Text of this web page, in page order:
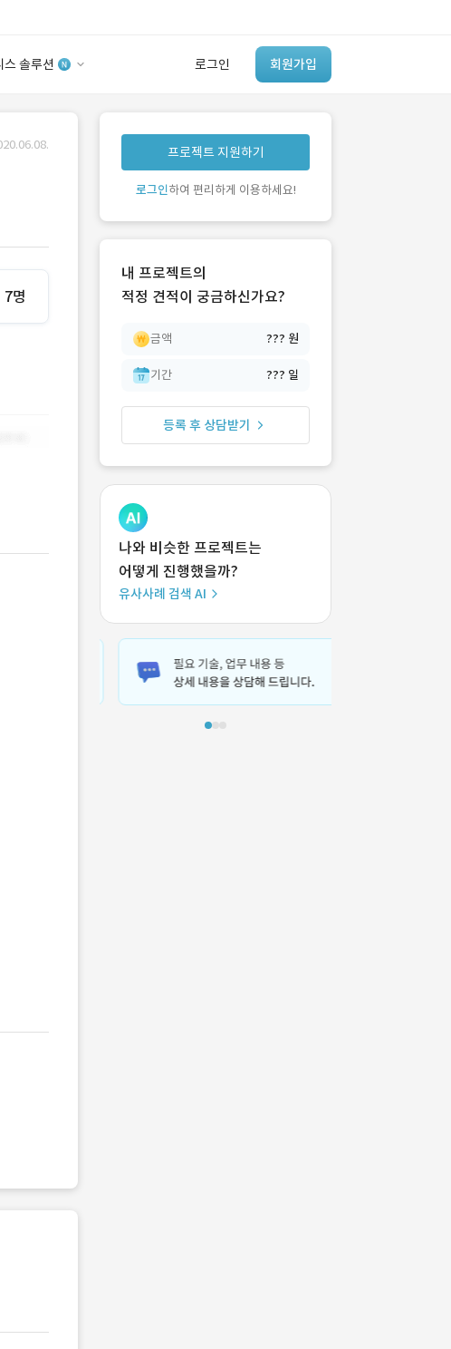
스 솔루션 로그인 회원가입
드 케어
유사사례 검색 AI
‘이런 거’ 만들어본
개발 회사 있어?
7명
프로젝트 지원하기
로그인하여 편리하게 이용하세요!
내 프로젝트의
적정 견적이 궁금하신가요?
금액 ??? 원
기간 ??? 일
등록 후 상담받기
나와 비슷한 프로젝트는
어떻게 진행했을까?
유사사례 검색 AI